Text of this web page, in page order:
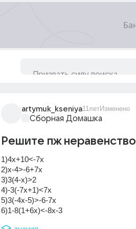
artymuk_kseniya11летИзменено
Сборная Домашка
Решите пж неравенство
1)4x+10<-7x
2)x-4>-6+7x
3)3(4-x)>2
4)-3(-7x+1)<7x
5)3(-4x-5)>-6-7x
6)1-8(1+6x)<-8x-3